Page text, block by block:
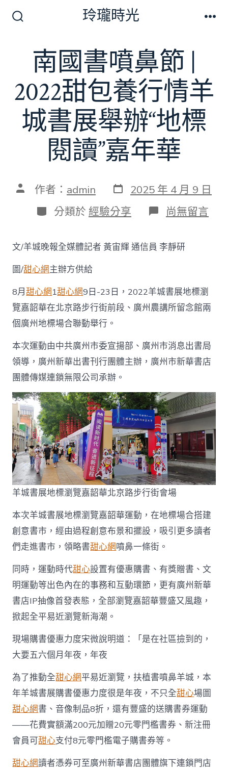
玲瓏時光
南國書噴鼻節 |
2022甜包養行情羊
城書展舉辦“地標
閱讀”嘉年華
文 作者： admin 發
表
日
期
2025 年 4 月 9 日
分
類
分類於 經驗分享 在
〈南
書
噴
2022
甜
包
情
羊
城
舉
辦
“地
標
閱
讀”
嘉
年
華〉
中
尚無留言
文/羊城晚報全媒體記者 黃宙輝 通信員 李靜研
圖/甜心網主辦方供給
8月甜心網1甜心網9日-23日，2022羊城書展地標瀏
覽嘉韶華在北京路步行街前段、廣州農講所留念館兩
個廣州地標場合聯動舉行。
本次運動由中共廣州市委宣揚部、廣州市消息出書局
領導，廣州新華出書刊行團體主辦，廣州市新華書店
團體傳媒連鎖無限公司承辦。
羊城書展地標瀏覽嘉韶華北京路步行街會場
本次羊城書展地標瀏覽嘉韶華運動，在地標場合搭建
創意書市，經由過程創意布景和擺設，吸引更多讀者
們走進書市，領略書甜心網噴鼻一條街。
同時，運動時代甜心設置有優惠購書、有獎贈書、文
明運動等出色內在的事務和互動環節，更有廣州新華
書店IP抽像首發表態，全部瀏覽嘉韶華豐盛又風趣，
掀起全平易近瀏覽新海潮。
現場購書優惠力度宋微說明道：「是在社區撿到的，
大要五六個月年夜，年夜
為了推動全甜心網平易近瀏覽，扶植書噴鼻羊城，本
年羊城書展購書優惠力度很是年夜，不只全甜心場圖
甜心網書、音像制品8折，還有豐盛的送購書券運動
——花費實額滿200元加贈20元零門檻書券、新注冊
會員可甜心支付8元零門檻電子購書券等。
甜心網讀者憑券可至廣州新華書店團體旗下連鎖門店